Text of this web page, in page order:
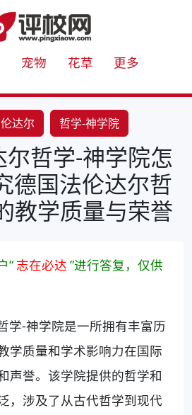
宠物 花草 更多
达尔 哲学-神学院
哲学-神学院怎
德国法伦达尔哲
教学质量与荣誉
“ 志在必达 ”进行答复，仅供
学-神学院是一所拥有丰富历
学质量和学术影响力在国际
声誉。该学院提供的哲学和
，涉及了从古代哲学到现代